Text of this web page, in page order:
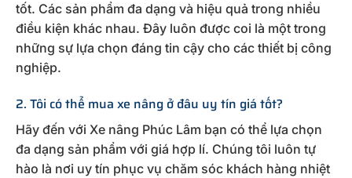
tốt. Các sản phẩm đa dạng và hiệu quả trong nhiều
điều kiện khác nhau. Đây luôn được coi là một trong
những sự lựa chọn đáng tin cậy cho các thiết bị công
nghiệp.
2. Tôi có thể mua xe nâng ở đâu uy tín giá tốt?
Hãy đến với Xe nâng Phúc Lâm bạn có thể lựa chọn
đa dạng sản phẩm với giá hợp lí. Chúng tôi luôn tự
hào là nơi uy tín phục vụ chăm sóc khách hàng nhiệt